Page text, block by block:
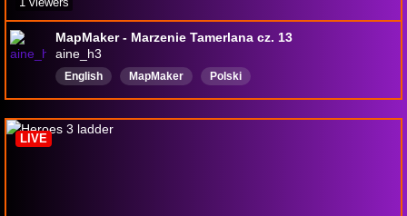
MapMaker - Marzenie Tamerlana cz. 13
aine_h3
English MapMaker Polski
LIVE